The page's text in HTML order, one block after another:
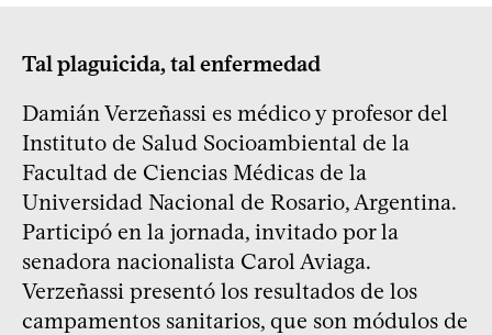
Tal plaguicida, tal enfermedad
Damián Verzeñassi es médico y profesor del
Instituto de Salud Socioambiental de la
Facultad de Ciencias Médicas de la
Universidad Nacional de Rosario, Argentina.
Participó en la jornada, invitado por la
senadora nacionalista Carol Aviaga.
Verzeñassi presentó los resultados de los
campamentos sanitarios, que son módulos de